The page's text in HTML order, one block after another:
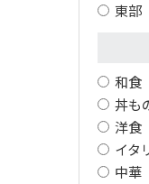
東部
和食
丼も
洋食
イタ
中華